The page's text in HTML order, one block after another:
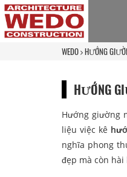
WEDO HƯỚNG
HƯỚNG
Hướng giường
liệu việc kê
nghĩa phong
đẹp mà còn